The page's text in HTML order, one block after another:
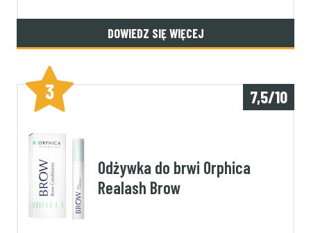
DOWIEDZ SIĘ WIĘCEJ
3 7,5/10
Odżywka do brwi Orphica
Realash Brow